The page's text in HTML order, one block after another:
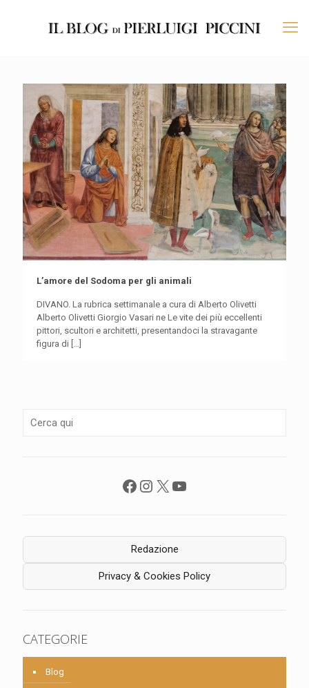
L’amore del Sodoma per gli animali
DIVANO. La rubrica settimanale a cura di Alberto Olivetti
Alberto Olivetti Giorgio Vasari ne Le vite dei più eccellenti
pittori, scultori e architetti, presentandoci la stravagante
figura di
Facebook
Instagram
X YouTube
Redazione
Privacy & Cookies Policy
CATEGORIE
Blog